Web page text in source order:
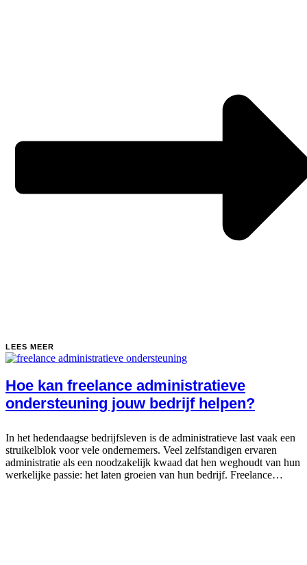
LEES MEER
Hoe kan freelance administratieve
ondersteuning jouw bedrijf helpen?
In het hedendaagse bedrijfsleven is de administratieve last vaak een
struikelblok voor vele ondernemers. Veel zelfstandigen ervaren
administratie als een noodzakelijk kwaad dat hen weghoudt van hun
werkelijke passie: het laten groeien van hun bedrijf. Freelance